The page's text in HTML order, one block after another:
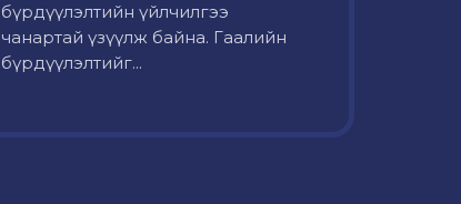
бүрдүүлэлтийн үйлчилгээ
чанартай үзүүлж байна. Гаалийн
бүрдүүлэлтийг...